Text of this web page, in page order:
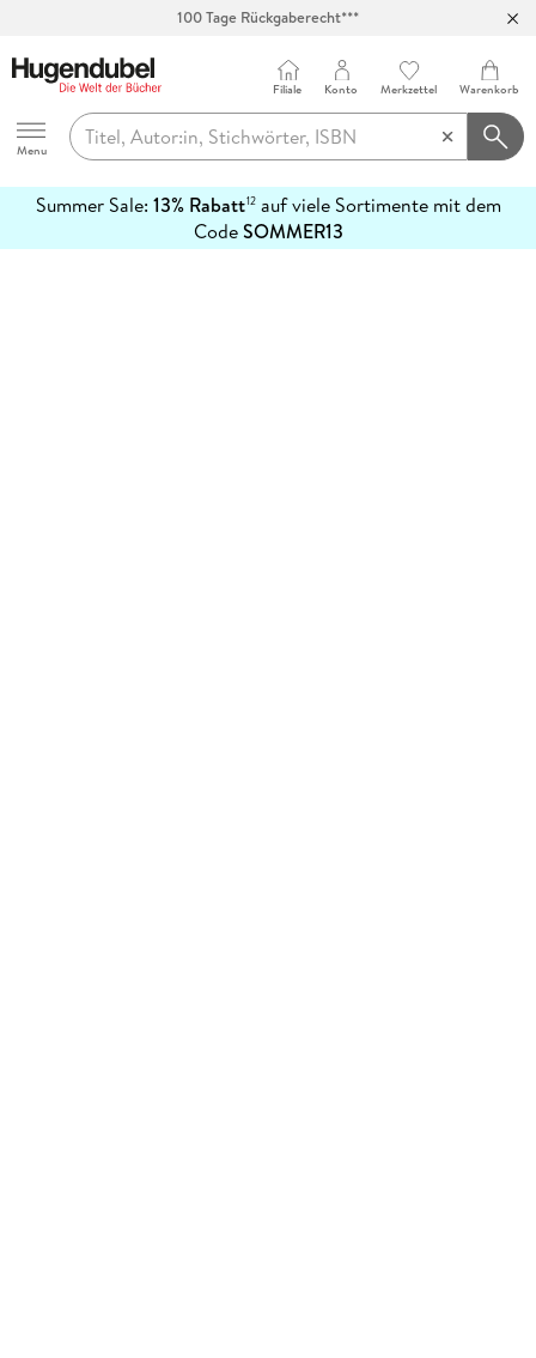
100 Tage Rückgaberecht***
Hugendubel
Menu
Filiale Konto Merkzettel Warenkorb
Summer Sale: 13% Rabatt12auf viele Sortimente mit dem
CodeSOMMER13
erfahren